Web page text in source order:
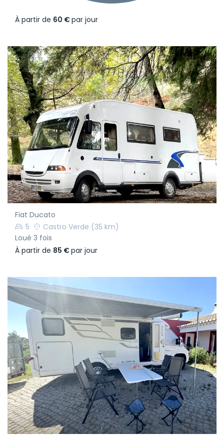
À partir de 60 €par jour
Fiat Ducato
5
Castro Verde (35 km)
Loué 3 fois
À partir de 85 €par jour